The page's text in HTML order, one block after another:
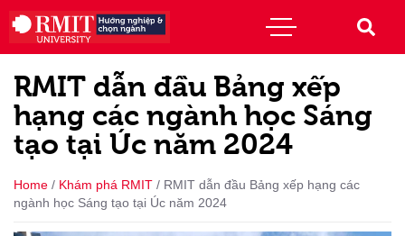
RMIT dẫn đầu Bảng xếp
hạng các ngành học Sáng
tạo tại Úc năm 2024
Home / Khám phá RMIT / RMIT dẫn đầu Bảng xếp hạng các
ngành học Sáng tạo tại Úc năm 2024